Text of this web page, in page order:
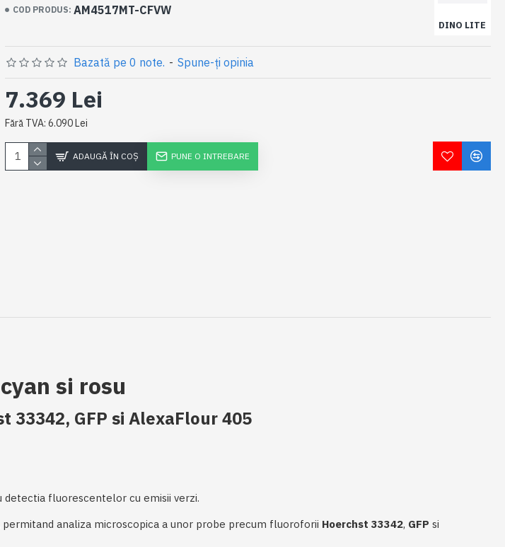
COD PRODUS: AM4517MT-CFVW
DINO LITE
Bazată pe 0 note. - Spune-ţi opinia
7.369 Lei
Fără TVA: 6.090 Lei
ADAUGĂ ÎN COŞ PUNE O INTREBARE
si rosu
GFP si AlexaFlour 405
fluorescentelor cu emisii verzi.
analiza microscopica a unor probe precum fluoroforii Hoerchst 33342, GFP si